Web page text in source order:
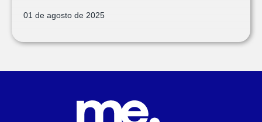
01 de agosto de 2025